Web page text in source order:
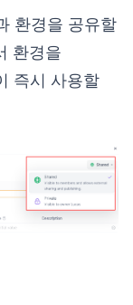
환경을 공유할
환경을
즉시 사용할